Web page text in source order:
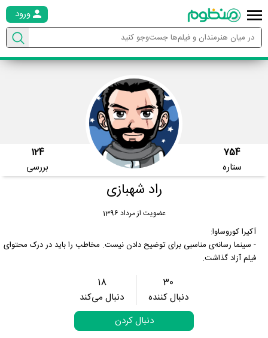
ورود
754
ستاره
124
بررسی
راد شهبازی
عضویت از مرداد 1396
آکیرا کوروساوا:
- سینما رسانه‌ی مناسبی برای توضیح دادن نیست. مخاطب را باید در درک محتوای
فیلم آزاد گذاشت.
30
دنبال کننده
18
دنبال می‌کند
دنبال کردن